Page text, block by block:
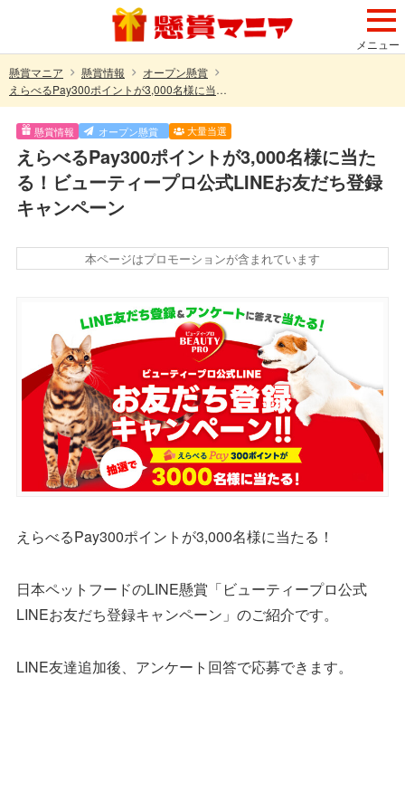
メニュー
懸賞マニア
懸賞情報
オープン懸賞
えらべるPay300ポイントが3,000名様に当たる！ビューティープロ公式LINEお友だち登録キャンペーン
懸賞情報 オープン懸賞 大量当選
えらべるPay300ポイントが3,000名様に当た
る！ビューティープロ公式LINEお友だち登録
キャンペーン
本ページはプロモーションが含まれています
えらべるPay300ポイントが3,000名様に当たる！
日本ペットフードのLINE懸賞「ビューティープロ公式
LINEお友だち登録キャンペーン」のご紹介です。
LINE友達追加後、アンケート回答で応募できます。